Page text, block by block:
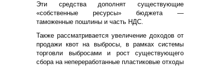
Эти средства дополнят существующие
«собственные ресурсы» бюджета —
таможенные пошлины и часть НДС.
Также рассматривается увеличение доходов от
продажи квот на выбросы, в рамках системы
торговли выбросами и рост существующего
сбора на непереработанные пластиковые отходы